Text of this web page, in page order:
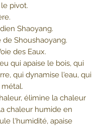
pivot.
Shaoyang.
de Shoushaoyang.
des Eaux.
qui apaise le bois, qui
qui dynamise l'eau, qui
élimine la chaleur
chaleur humide en
l'humidité, apaise